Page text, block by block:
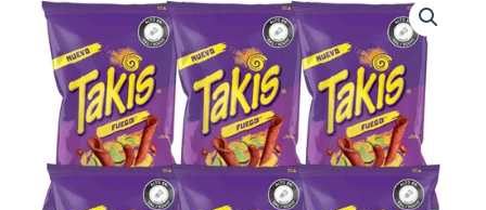
FUEGO
50G
6UND
(N90109)
cantidad